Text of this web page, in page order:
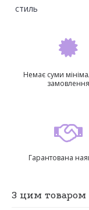
стиль
Немає суми
замовлення
Гарантована
З цим